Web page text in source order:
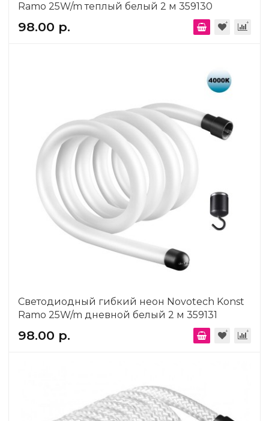
Ramo 25W/m теплый белый 2 м 359130
98.00 р.
Светодиодный гибкий неон Novotech Konst
Ramo 25W/m дневной белый 2 м 359131
98.00 р.